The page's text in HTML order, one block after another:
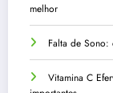
melhor
Falta de
Vitamina C